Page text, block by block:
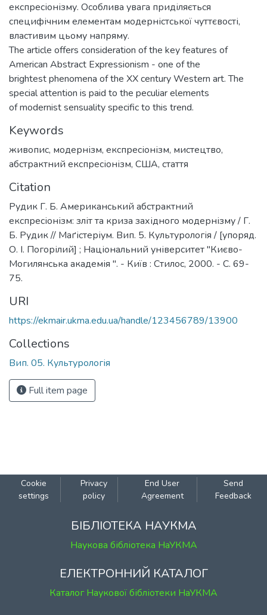
експресіонізму. Особлива увага приділяється
специфічним елементам модерністської чуттєвості,
властивим цьому напряму.
The article offers consideration of the key features of
American Abstract Expressionism - one of the
brightest phenomena of the XX century Western art. The
special attention is paid to the peculiar elements
of modernist sensuality specific to this trend.
Keywords
живопис, модернізм, експресіонізм, мистецтво,
абстрактний експресіонізм, США, стаття
Citation
Рудик Г. Б. Американський абстрактний
експресіонізм: зліт та криза західного модернізму / Г.
Б. Рудик // Маґістеріум. Вип. 5. Культурологія / [упоряд.
О. І. Погорілий] ; Національний університет "Києво-
Могилянська академія ". - Київ : Стилос, 2000. - С. 69-
75.
URI
https://ekmair.ukma.edu.ua/handle/123456789/13900
Collections
Вип. 05. Культурологія
Full item page
Cookie
settings
Privacy
policy
End User
Agreement
Send
Feedback
БІБЛІОТЕКА НАУКМА
Наукова бібліотека НаУКМА
ЕЛЕКТРОННИЙ КАТАЛОГ
Каталог Наукової бібліотеки НаУКМА